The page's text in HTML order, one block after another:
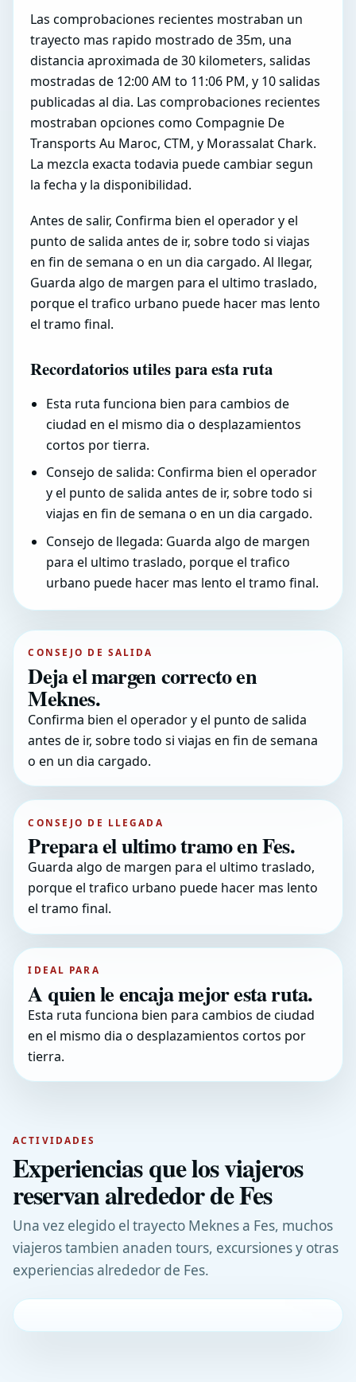
Las comprobaciones recientes mostraban un
trayecto mas rapido mostrado de 35m, una
distancia aproximada de 30 kilometers, salidas
mostradas de 12:00 AM to 11:06 PM, y 10 salidas
publicadas al dia. Las comprobaciones recientes
mostraban opciones como Compagnie De
Transports Au Maroc, CTM, y Morassalat Chark.
La mezcla exacta todavia puede cambiar segun
la fecha y la disponibilidad.
Antes de salir, Confirma bien el operador y el
punto de salida antes de ir, sobre todo si viajas
en fin de semana o en un dia cargado. Al llegar,
Guarda algo de margen para el ultimo traslado,
porque el trafico urbano puede hacer mas lento
el tramo final.
Recordatorios utiles para esta ruta
Esta ruta funciona bien para cambios de
ciudad en el mismo dia o desplazamientos
cortos por tierra.
Consejo de salida: Confirma bien el operador
y el punto de salida antes de ir, sobre todo si
viajas en fin de semana o en un dia cargado.
Consejo de llegada: Guarda algo de margen
para el ultimo traslado, porque el trafico
urbano puede hacer mas lento el tramo final.
CONSEJO DE SALIDA
Deja el margen correcto en
Meknes.
Confirma bien el operador y el punto de salida
antes de ir, sobre todo si viajas en fin de semana
o en un dia cargado.
CONSEJO DE LLEGADA
Prepara el ultimo tramo en Fes.
Guarda algo de margen para el ultimo traslado,
porque el trafico urbano puede hacer mas lento
el tramo final.
IDEAL PARA
A quien le encaja mejor esta ruta.
Esta ruta funciona bien para cambios de ciudad
en el mismo dia o desplazamientos cortos por
tierra.
ACTIVIDADES
Experiencias que los viajeros
reservan alrededor de Fes
Una vez elegido el trayecto Meknes a Fes, muchos
viajeros tambien anaden tours, excursiones y otras
experiencias alrededor de Fes.